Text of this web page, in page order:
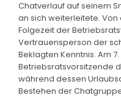
Chatverlauf auf seinem
an sich weiterleitete.
Folgezeit der
Vertrauensperson der
Beklagten Kenntnis. Am
Betriebsratsvorsitzende
während dessen
Bestehen der